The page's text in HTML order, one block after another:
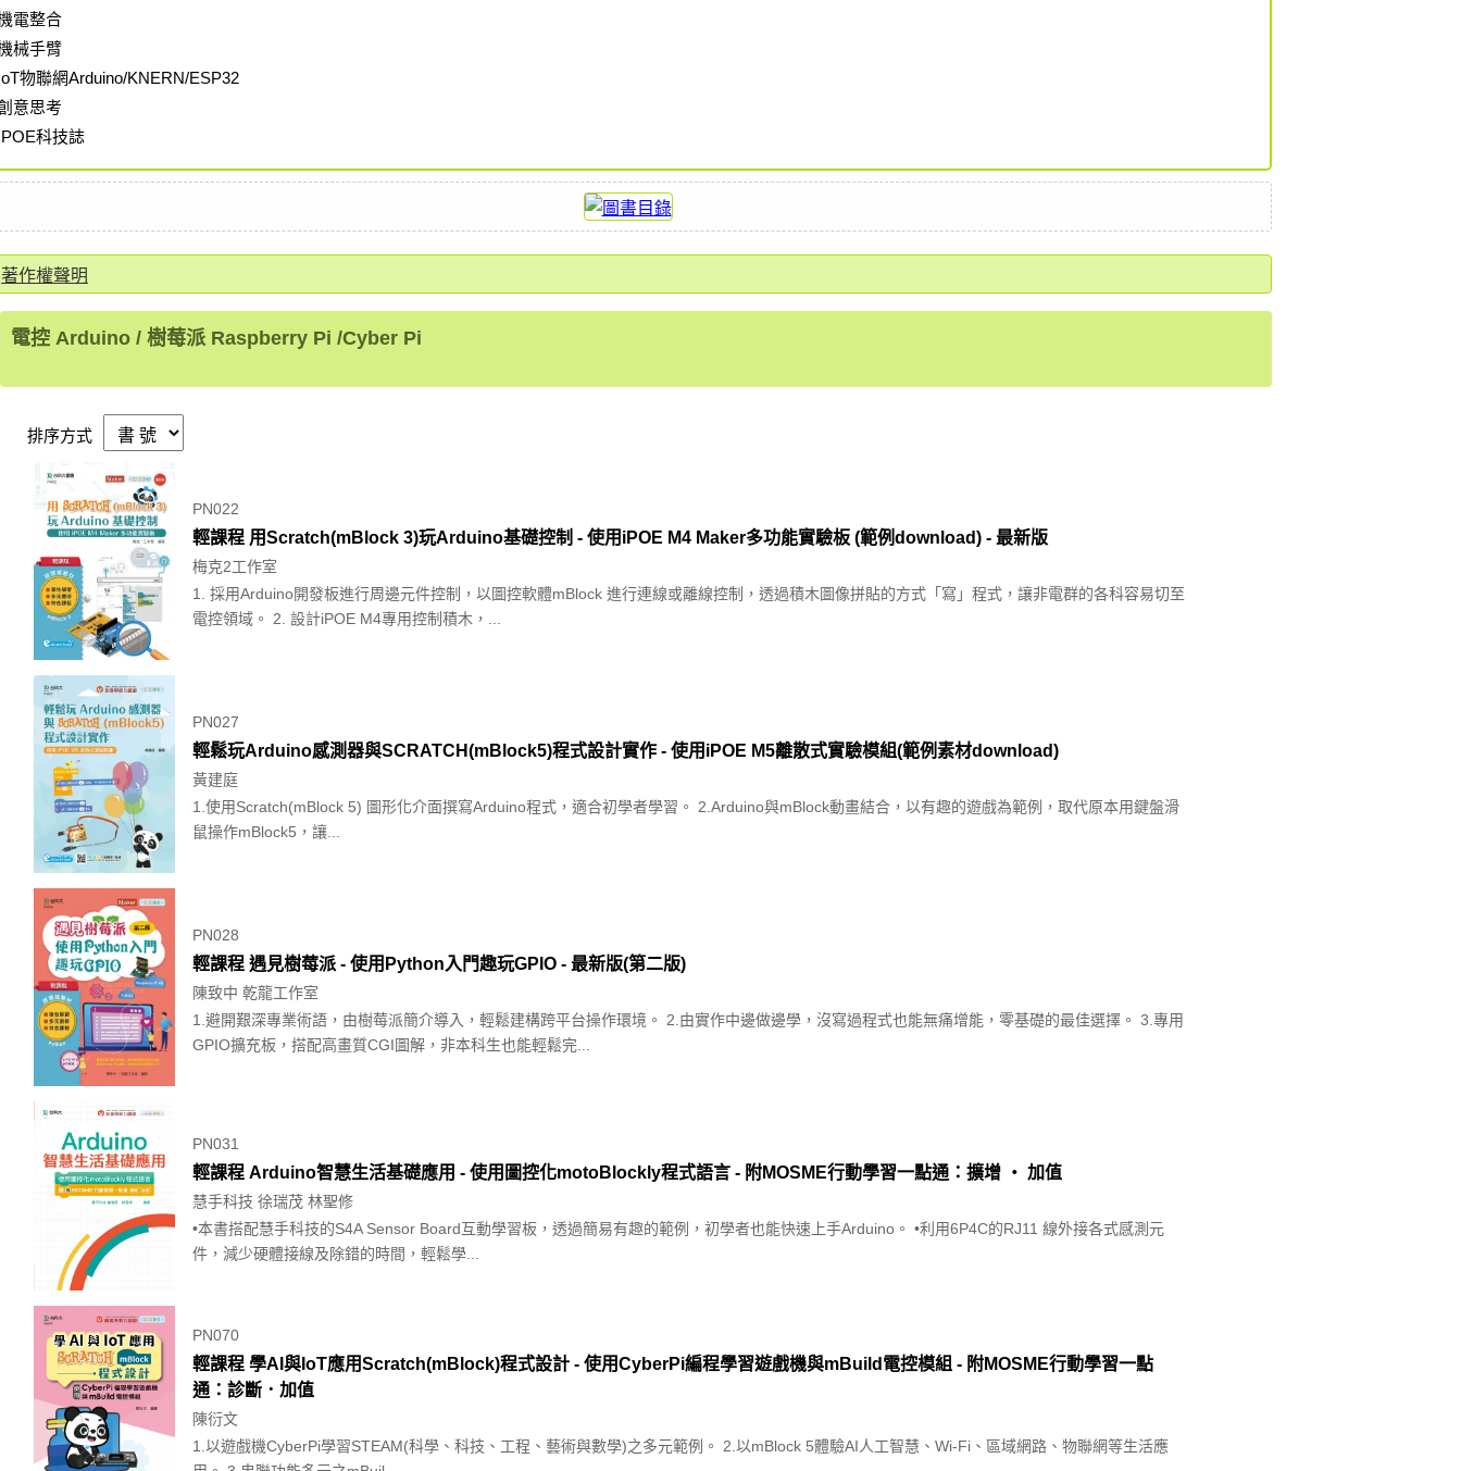
電整合
械手臂
物聯網Arduino/KNERN/ESP32
意思考
科技誌
著作權聲明
電控 Arduino / 樹莓派 Raspberry Pi /Cyber Pi
排序方式
PN022
輕課程 用Scratch(mBlock 3)玩Arduino基礎控制 - 使用iPOE M4 Maker多功能實驗板 (範例download) - 最新版
梅克2工作室
1. 採用Arduino開發板進行周邊元件控制，以圖控軟體mBlock 進行連線或離線控制，透過積木圖像拼貼的方式「寫」程式，讓非電群的各科容易切至
電控領域。 2. 設計iPOE M4專用控制積木，...
PN027
輕鬆玩Arduino感測器與SCRATCH(mBlock5)程式設計實作 - 使用iPOE M5離散式實驗模組(範例素材download)
黃建庭
1.使用Scratch(mBlock 5) 圖形化介面撰寫Arduino程式，適合初學者學習。 2.Arduino與mBlock動畫結合，以有趣的遊戲為範例，取代原本用鍵盤滑
鼠操作mBlock5，讓...
PN028
輕課程 遇見樹莓派 - 使用Python入門趣玩GPIO - 最新版(第二版)
陳致中 乾龍工作室
1.避開艱深專業術語，由樹莓派簡介導入，輕鬆建構跨平台操作環境。 2.由實作中邊做邊學，沒寫過程式也能無痛增能，零基礎的最佳選擇。 3.專用
GPIO擴充板，搭配高畫質CGI圖解，非本科生也能輕鬆完...
PN031
輕課程 Arduino智慧生活基礎應用 - 使用圖控化motoBlockly程式語言 - 附MOSME行動學習一點通：擴增 ‧ 加值
慧手科技 徐瑞茂 林聖修
•本書搭配慧手科技的S4A Sensor Board互動學習板，透過簡易有趣的範例，初學者也能快速上手Arduino。 •利用6P4C的RJ11 線外接各式感測元
件，減少硬體接線及除錯的時間，輕鬆學...
PN070
輕課程 學AI與IoT應用Scratch(mBlock)程式設計 - 使用CyberPi編程學習遊戲機與mBuild電控模組 - 附MOSME行動學習一點
通：診斷．加值
陳衍文
1.以遊戲機CyberPi學習STEAM(科學、科技、工程、藝術與數學)之多元範例。 2.以mBlock 5體驗AI人工智慧、Wi-Fi、區域網路、物聯網等生活應